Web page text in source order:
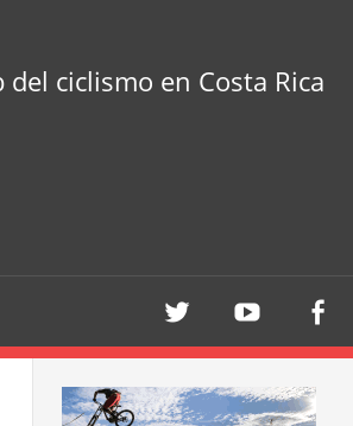
del ciclismo en Costa Rica